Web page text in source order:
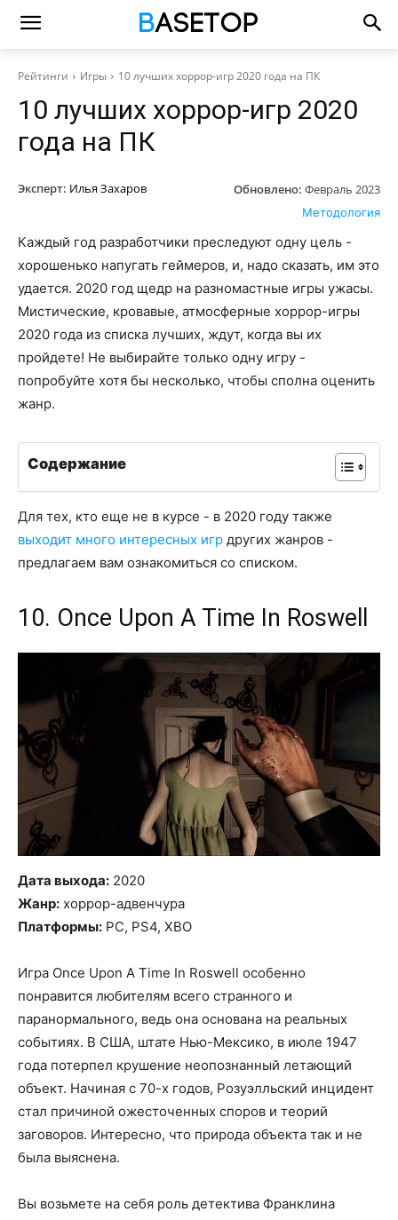
Рейтинги Игры 10 лучших хоррор-игр 2020 года на ПК
10 лучших хоррор-игр 2020
года на ПК
Эксперт: Илья Захаров Обновлено: Февраль 2023
Методология
Каждый год разработчики преследуют одну цель -
хорошенько напугать геймеров, и, надо сказать, им это
удается. 2020 год щедр на разномастные игры ужасы.
Мистические, кровавые, атмосферные хоррор-игры
2020 года из списка лучших, ждут, когда вы их
пройдете! Не выбирайте только одну игру -
попробуйте хотя бы несколько, чтобы сполна оценить
жанр.
Содержание
Для тех, кто еще не в курсе - в 2020 году также
выходит много интересных игр других жанров -
предлагаем вам ознакомиться со списком.
10. Once Upon A Time In Roswell
Дата выхода: 2020
Жанр: хоррор-адвенчура
Платформы: PC, PS4, XBO
Игра Once Upon A Time In Roswell особенно
понравится любителям всего странного и
паранормального, ведь она основана на реальных
событиях. В США, штате Нью-Мексико, в июле 1947
года потерпел крушение неопознанный летающий
объект. Начиная с 70-х годов, Розуэлльский инцидент
стал причиной ожесточенных споров и теорий
заговоров. Интересно, что природа объекта так и не
была выяснена.
Вы возьмете на себя роль детектива Франклина